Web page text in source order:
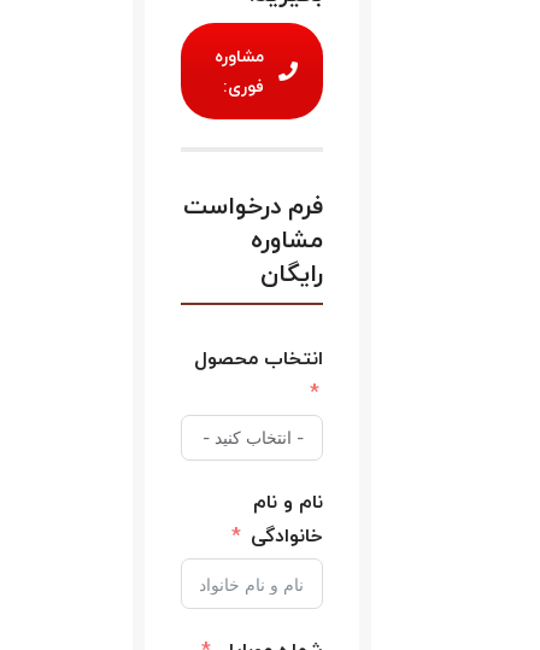
مشاوره
فوری:
فرم درخواست
مشاوره
رایگان
انتخاب محصول
نام و نام
خانوادگی